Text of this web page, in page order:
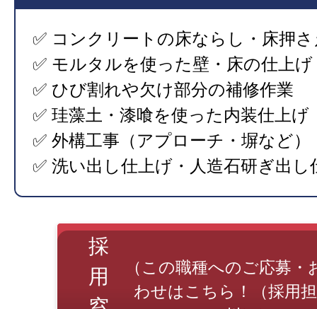
✅ コンクリートの床ならし・床押
✅ モルタルを使った壁・床の仕上げ
✅ ひび割れや欠け部分の補修作業
✅ 珪藻土・漆喰を使った内装仕上げ
✅ 外構工事（アプローチ・塀など）
✅ 洗い出し仕上げ・人造石研ぎ出し
採
用
（この職種へのご応募・
わせはこちら！（採用